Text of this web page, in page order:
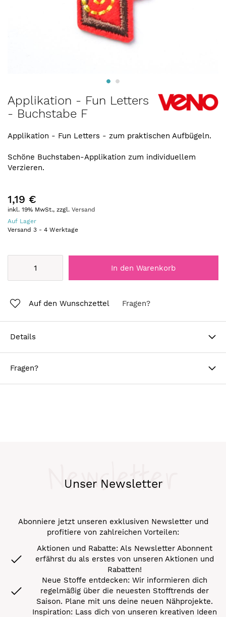
Anfang
der
springen
Applikation - Fun Letters
- Buchstabe F
Applikation - Fun Letters - zum praktischen Aufbügeln.
Schöne Buchstaben-Applikation zum individuellem
Verzieren.
1,19 €
inkl. 19% MwSt., zzgl. Versand
Auf Lager
Versand 3 - 4 Werktage
In den Warenkorb
Auf den Wunschzettel Fragen?
Details
Fragen?
Unser Newsletter
Newsletter
Abonniere jetzt unseren exklusiven Newsletter und
profitiere von zahlreichen Vorteilen:
Aktionen und Rabatte: Als Newsletter Abonnent
erfährst du als erstes von unseren Aktionen und
Rabatten!
Neue Stoffe entdecken: Wir informieren dich
regelmäßig über die neuesten Stofftrends der
Saison. Plane mit uns deine neuen Nähprojekte.
Inspiration: Lass dich von unseren kreativen Ideen